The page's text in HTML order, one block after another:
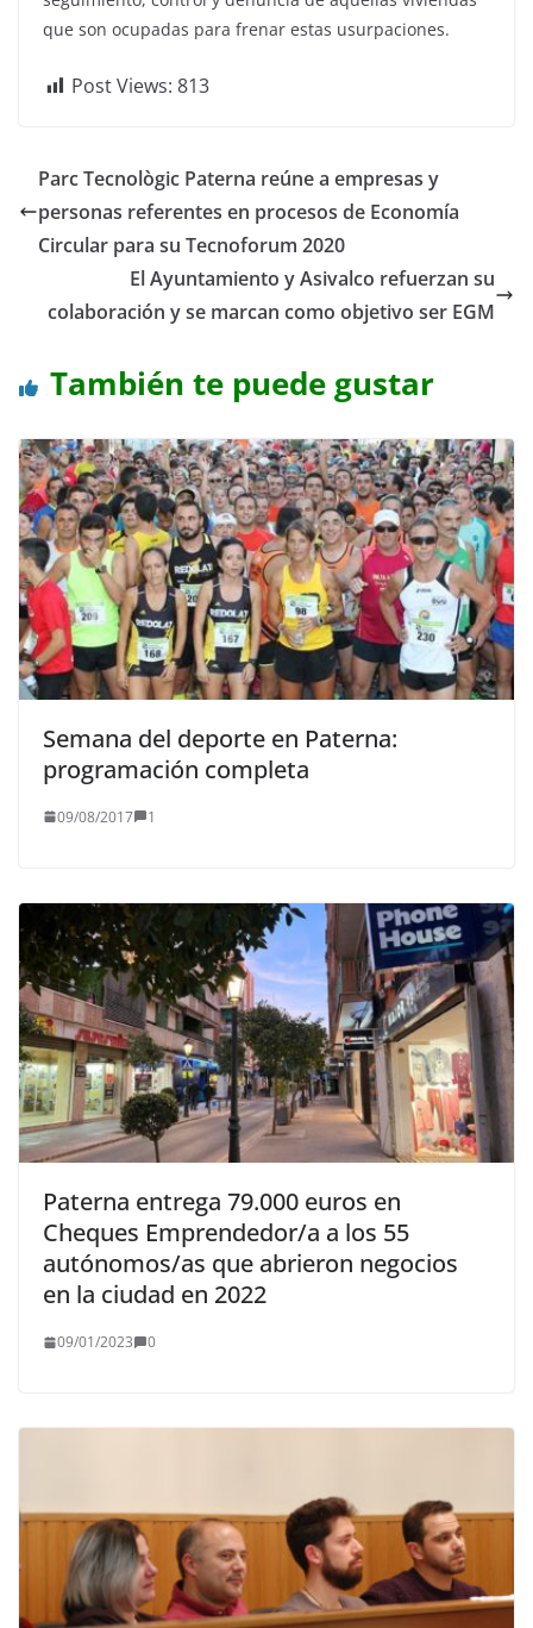
que son ocupadas para frenar estas usurpaciones.
Post Views: 813
Parc Tecnològic Paterna reúne a empresas y
personas referentes en procesos de Economía
Circular para su Tecnoforum 2020
El Ayuntamiento y Asivalco refuerzan su
colaboración y se marcan como objetivo ser EGM
También te puede gustar
Semana del deporte en Paterna:
programación completa
09/08/2017 1
Paterna entrega 79.000 euros en
Cheques Emprendedor/a a los 55
autónomos/as que abrieron negocios
en la ciudad en 2022
09/01/2023 0